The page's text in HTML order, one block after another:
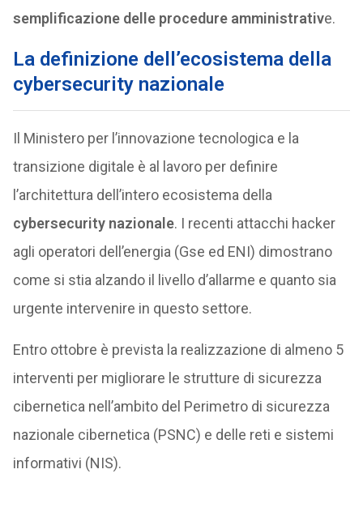
semplificazione delle procedure amministrative.
La definizione dell’ecosistema della
cybersecurity nazionale
Il Ministero per l’innovazione tecnologica e la
transizione digitale è al lavoro per definire
l’architettura dell’intero ecosistema della
cybersecurity nazionale. I recenti attacchi hacker
agli operatori dell’energia (Gse ed ENI) dimostrano
come si stia alzando il livello d’allarme e quanto sia
urgente intervenire in questo settore.
Entro ottobre è prevista la realizzazione di almeno 5
interventi per migliorare le strutture di sicurezza
cibernetica nell’ambito del Perimetro di sicurezza
nazionale cibernetica (PSNC) e delle reti e sistemi
informativi (NIS).